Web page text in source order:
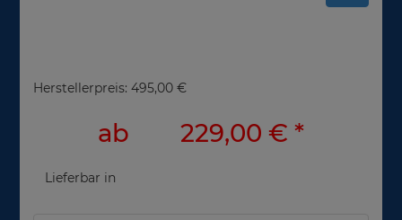
Herstellerpreis: 495,00 €
ab 229,00 € *
Lieferbar in